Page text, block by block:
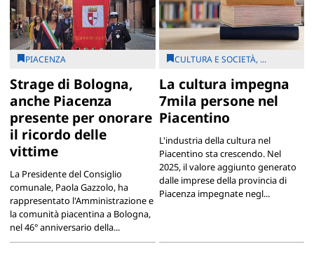
PIACENZA
Strage di Bologna,
anche Piacenza
presente per onorare
il ricordo delle
vittime
La Presidente del Consiglio
comunale, Paola Gazzolo, ha
rappresentato l'Amministrazione e
la comunità piacentina a Bologna,
nel 46° anniversario della...
CULTURA E SOCIETÀ, ...
La cultura impegna
7mila persone nel
Piacentino
L'industria della cultura nel
Piacentino sta crescendo. Nel
2025, il valore aggiunto generato
dalle imprese della provincia di
Piacenza impegnate negl...